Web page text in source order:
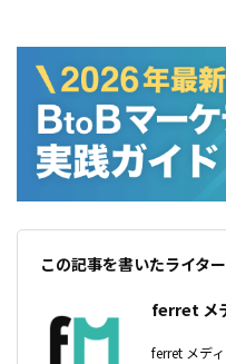
この記事を書いたライター
ferret メ
ferret メデ